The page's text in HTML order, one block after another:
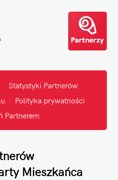
Statystyki Partnerów
Polityka prywatności
Partnerem
Mieszkańca